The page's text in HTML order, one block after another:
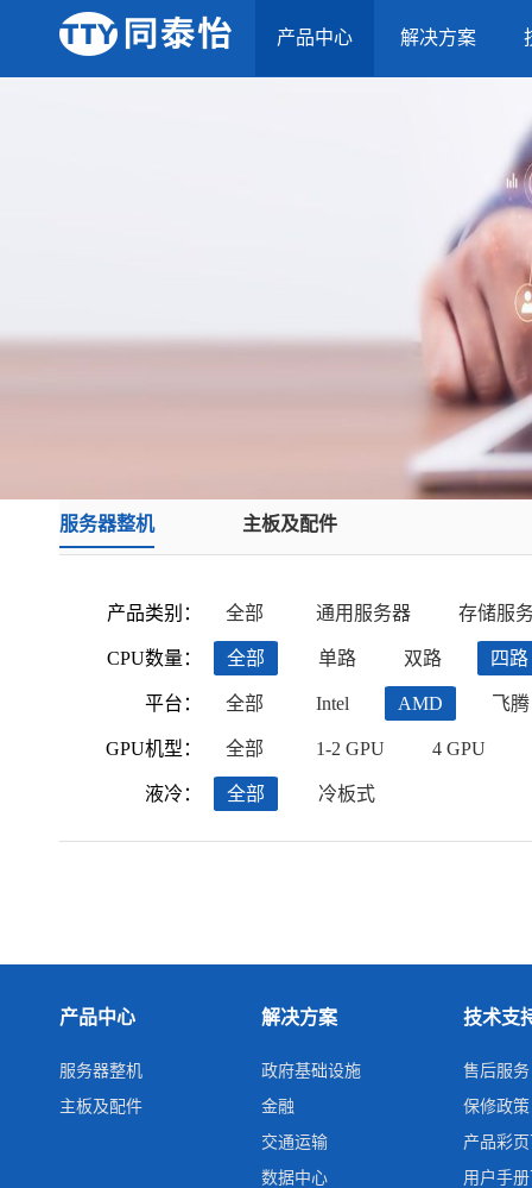
产品中心 解决方案
服务器整机 主板及配件
产品类别：
CPU数量：
平台：
GPU机型：
液冷：
全部 通用服务器 存储服
全部 单路 双路 四路
全部 Intel AMD 飞腾
全部 1-2 GPU 4 GPU
全部 冷板式
产品中心
服务器整机
主板及配件
解决方案
政府基础设施
金融
交通运输
数据中心
技术支
售后服务
保修政策
产品彩
用户手